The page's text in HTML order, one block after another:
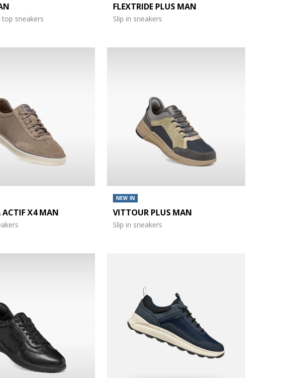
sneakers
FLEXTRIDE PLUS MAN
Slip in sneakers
ACTIF X4 MAN
NEW IN
VITTOUR PLUS MAN
Slip in sneakers